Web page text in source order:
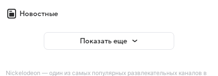
Новостные
Показать еще
Nickelodeon — один из самых популярных развлекательных каналов в